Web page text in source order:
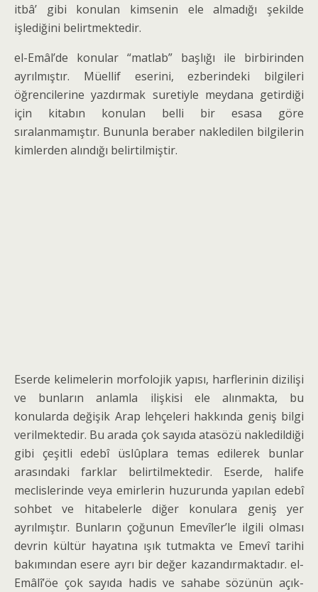
itbâ’ gibi konulan kim­senin ele almadığı şekilde
işlediğini be­lirtmektedir.
el-Emâl’de konular “matlab” başlığı ile birbirinden
ayrılmıştır. Müellif eseri­ni, ezberindeki bilgileri
öğrencilerine yaz­dırmak suretiyle meydana getirdiği
için kitabın konulan belli bir esasa göre
sıralanmamıştır. Bununla beraber nakledilen bilgilerin
kimlerden alındığı belir­tilmiştir.
Eserde kelimelerin morfolojik yapısı, harflerinin dizilişi
ve bunların anlamla ilişkisi ele alınmakta, bu
konularda de­ğişik Arap lehçeleri hakkında geniş bilgi
verilmektedir. Bu arada çok sayıda ata­sözü nakledildiği
gibi çeşitli edebî üslûp­lara temas edilerek bunlar
arasındaki farklar belirtilmektedir. Eserde, halife
meclislerinde veya emirlerin huzurunda yapılan edebî
sohbet ve hitabelerle di­ğer konulara geniş yer
ayrılmıştır. Bun­ların çoğunun Emevîler’le ilgili olması
devrin kültür hayatına ışık tutmakta ve Emevî tarihi
bakımından esere ayrı bir değer kazandırmaktadır. el-
Emâlî’öe çok sayıda hadis ve sahabe sözünün açık­